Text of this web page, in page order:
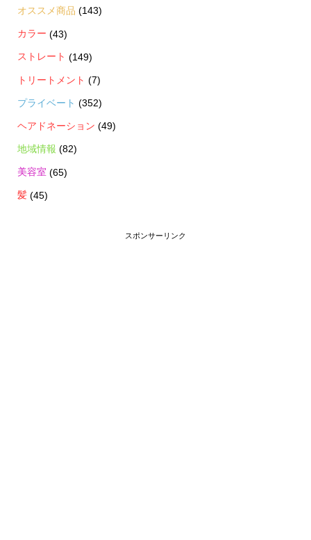
オススメ商品 (143)
カラー (43)
ストレート (149)
トリートメント (7)
プライベート (352)
ヘアドネーション (49)
地域情報 (82)
美容室 (65)
髪(45)
スポンサーリンク